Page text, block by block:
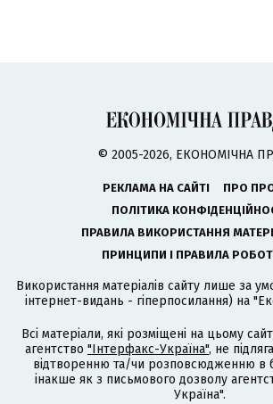
© 2005-2026, ЕКОНОМІЧНА
РЕКЛАМА НА САЙТІ
ПРО
ПОЛІТИКА
ПРАВИЛА ВИКОРИСТАННЯ
ПРИНЦИПИ І ПРАВИЛА
Використання матеріалів сайту лише за
інтернет-видань - гіперпосилання) на
Всі матеріали, які розміщені на цьому
агентство "Інтерфакс-Україна", не
відтворенню та/чи розповсюдженню в
інакше як з письмового дозволу
Україна".